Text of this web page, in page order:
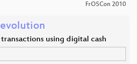
FrOSCon 2010
using digital cash